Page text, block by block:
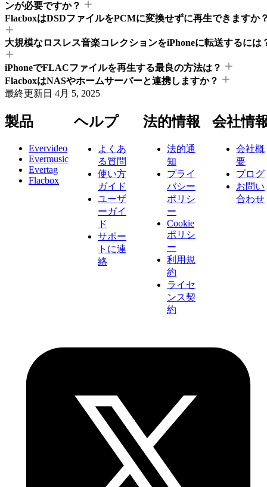
ンが必要ですか？
FlacboxはDSDファイルをPCMに変換せずに再生できますか
大規模なロスレス音楽コレクションをiPhoneに転送するには
iPhoneでFLACファイルを再生する最良の方法は？
FlacboxはNASやホームサーバーと連携しますか？
最終更新日 4月 5, 2025
製品
Evervideo
Evermusic
Evertag
Flacbox
ヘルプ
よくあ
る質問
使い方
ガイド
ユーザ
ーガイ
ド
サポー
トに連
絡
法的情報
法的通
知
プライ
バシー
ポリシ
ー
Cookie
ポリシ
ー
利用規
約
ライセ
ンス契
約
会社情
会社概
要
ブログ
お問い
合わせ